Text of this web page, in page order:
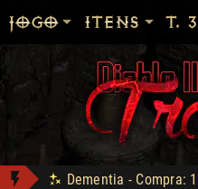
Dementia - Compra:
JOGO ITENS T.